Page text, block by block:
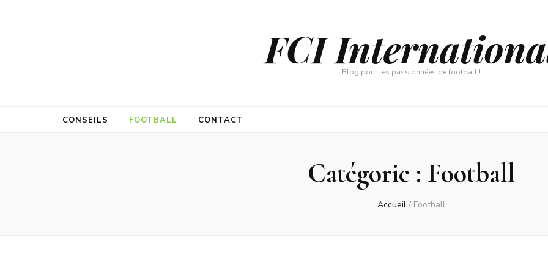
FCI Blog pour les passionnées de football !
CONSEILS FOOTBALL CONTACT
Catégorie : Football
Accueil / Football